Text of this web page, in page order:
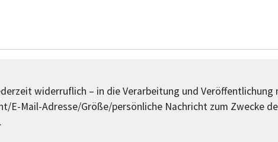
widerruflich – in die Verarbeitung und Veröffentlichung
E-Mail-Adresse/Größe/persönliche Nachricht zum Zwecke